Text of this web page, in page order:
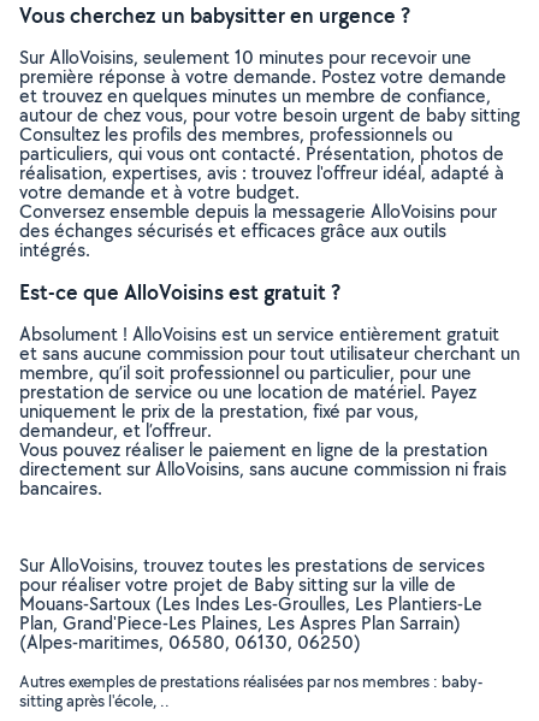
Vous cherchez un babysitter en urgence ?
Sur AlloVoisins, seulement 10 minutes pour recevoir une
première réponse à votre demande. Postez votre demande
et trouvez en quelques minutes un membre de confiance,
autour de chez vous, pour votre besoin urgent de baby sitting
Consultez les profils des membres, professionnels ou
particuliers, qui vous ont contacté. Présentation, photos de
réalisation, expertises, avis : trouvez l'offreur idéal, adapté à
votre demande et à votre budget.
Conversez ensemble depuis la messagerie AlloVoisins pour
des échanges sécurisés et efficaces grâce aux outils
intégrés.
Est-ce que AlloVoisins est gratuit ?
Absolument ! AlloVoisins est un service entièrement gratuit
et sans aucune commission pour tout utilisateur cherchant un
membre, qu’il soit professionnel ou particulier, pour une
prestation de service ou une location de matériel. Payez
uniquement le prix de la prestation, fixé par vous,
demandeur, et l’offreur.
Vous pouvez réaliser le paiement en ligne de la prestation
directement sur AlloVoisins, sans aucune commission ni frais
bancaires.
Sur AlloVoisins, trouvez toutes les prestations de services
pour réaliser votre projet de Baby sitting sur la ville de
Mouans-Sartoux (Les Indes Les-Groulles, Les Plantiers-Le
Plan, Grand'Piece-Les Plaines, Les Aspres Plan Sarrain)
(Alpes-maritimes, 06580, 06130, 06250)
Autres exemples de prestations réalisées par nos membres : baby-
sitting après l'école, ..